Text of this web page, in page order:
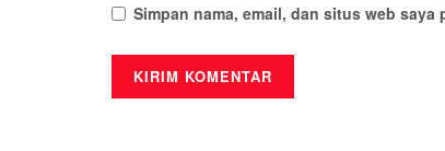
Simpan nama, email, dan situs web